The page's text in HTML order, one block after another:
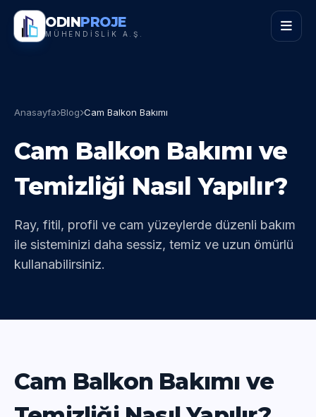
ODINPROJE
MÜHENDİSLİK A.Ş.
Anasayfa Blog Cam Balkon Bakımı
Cam Balkon Bakımı ve
Temizliği Nasıl Yapılır?
Ray, fitil, profil ve cam yüzeylerde düzenli bakım
ile sisteminizi daha sessiz, temiz ve uzun ömürlü
kullanabilirsiniz.
Cam Balkon Bakımı ve